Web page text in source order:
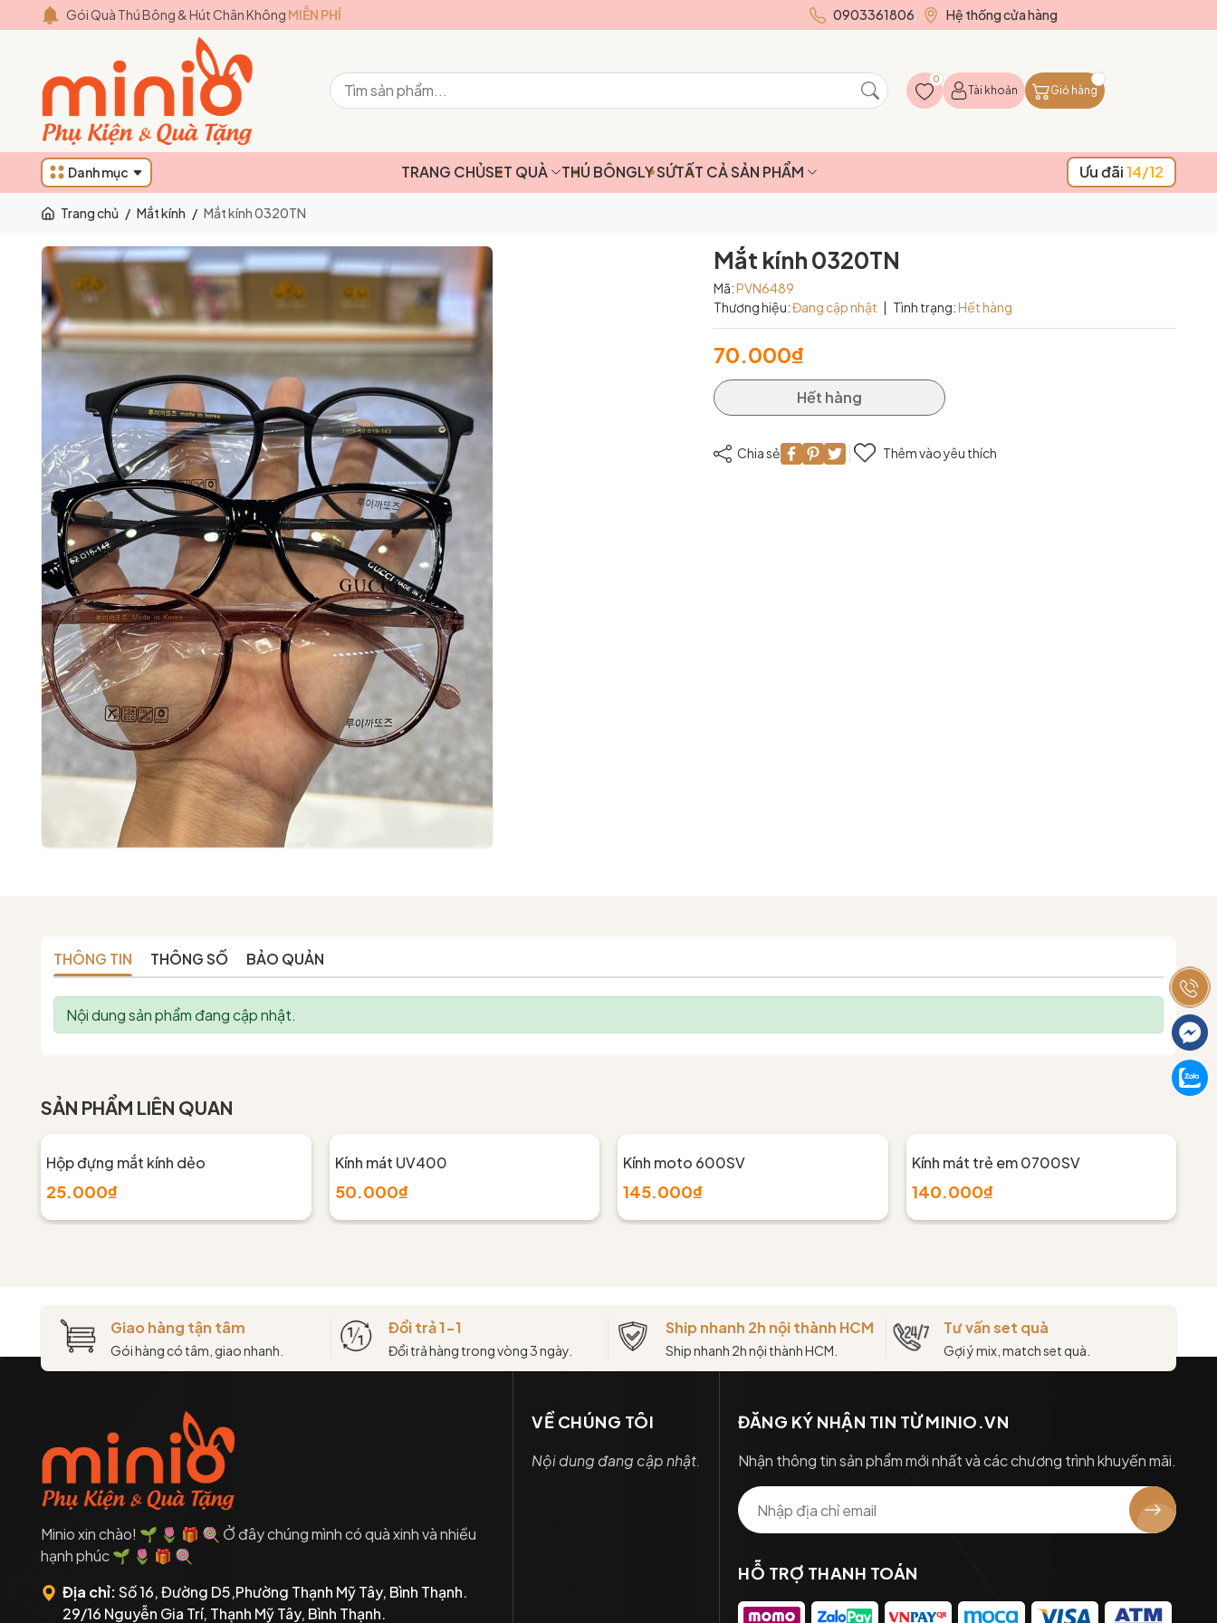
Gói Quà Thú Bông & Hút Chân Không MIỄN PHÍ 0903361806 Hệ thống cửa hàng
0
Tài khoản Giỏ hàng
Danh mục TRANG CHỦSET QUÀ THÚ BÔNGLY SỨTẤT CẢ SẢN PHẨM Ưu đãi14/12
Trang chủ / Mắt kính / Mắt kính 0320TN
Mắt kính 0320TN
Mã:PVN6489
Thương hiệu:Đang cập nhật | Tình trạng:Hết hàng
70.000₫
Hết hàng
Chia sẻ Thêm vào yêu thích
THÔNG TIN THÔNG SỐ BẢO QUẢN
Nội dung sản phẩm đang cập nhật.
SẢN PHẨM LIÊN QUAN
Hộp đựng mắt kính dẻo
25.000₫
Kính mát UV400
50.000₫
Kính moto 600SV
145.000₫
Kính mát trẻ em 0700SV
140.000₫
Giao hàng tận tâm
Gói hàng có tâm, giao nhanh.
Đổi trả 1-1
Đổi trả hàng trong vòng 3 ngày.
Ship nhanh 2h nội thành HCM
Ship nhanh 2h nội thành HCM.
Tư vấn set quà
Gợi ý mix, match set quà.
Minio xin chào! 🌱 🌷 🎁 🍭 Ở đây chúng mình có quà xinh và nhiều
hạnh phúc 🌱 🌷 🎁 🍭
Địa chỉ:Số 16, Đường D5,Phường Thạnh Mỹ Tây, Bình Thạnh.
29/16 Nguyễn Gia Trí, Thạnh Mỹ Tây, Bình Thạnh.
VỀ CHÚNG TÔI
Nội dung đang cập nhật.
ĐĂNG KÝ NHẬN TIN TỪ MINIO.VN
Nhận thông tin sản phẩm mới nhất và các chương trình khuyến mãi.
HỖ TRỢ THANH TOÁN